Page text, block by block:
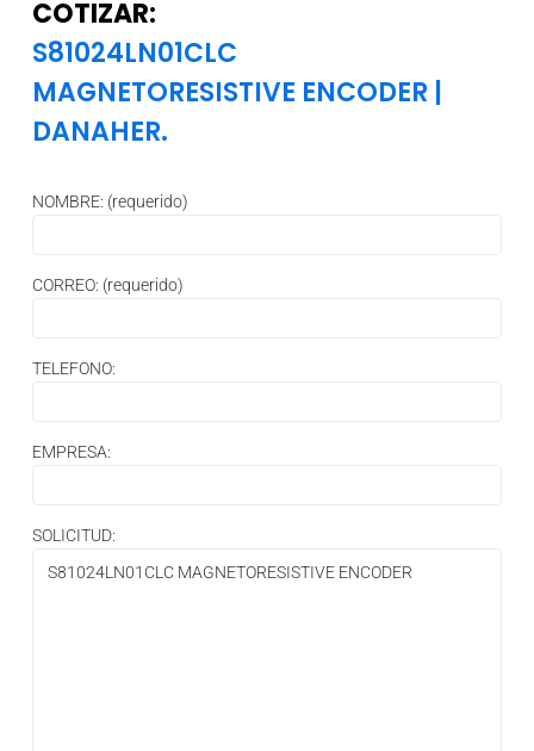
COTIZAR:
S81024LN01CLC
MAGNETORESISTIVE ENCODER |
DANAHER.
NOMBRE: (requerido)
CORREO: (requerido)
TELEFONO:
EMPRESA:
SOLICITUD: